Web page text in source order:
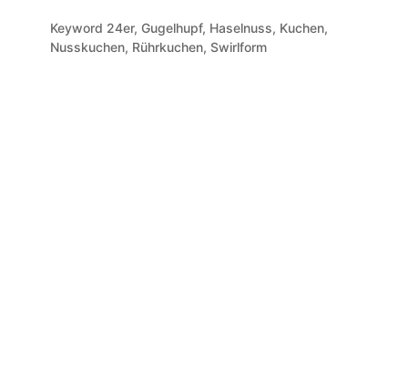
Keyword 24er, Gugelhupf, Haselnuss, Kuchen,
Nusskuchen, Rührkuchen, Swirlform